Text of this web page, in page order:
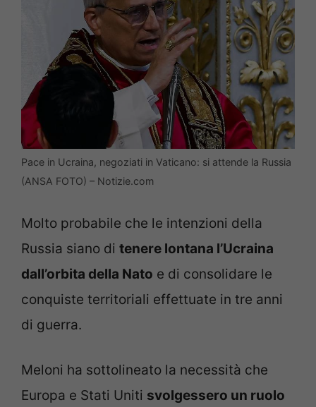
Pace in Ucraina, negoziati in Vaticano: si attende la Russia
(ANSA FOTO) – Notizie.com
Molto probabile che le intenzioni della
Russia siano di tenere lontana l’Ucraina
dall’orbita della Nato e di consolidare le
conquiste territoriali effettuate in tre anni
di guerra.
Meloni ha sottolineato la necessità che
Europa e Stati Uniti svolgessero un ruolo